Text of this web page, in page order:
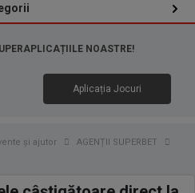
NOASTRE!
Aplicația Jocuri
și ajutor
AGENȚII SUPERBET